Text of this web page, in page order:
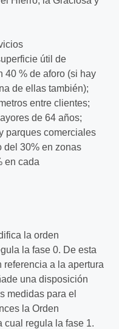
útil de
40 % de aforo (si hay
de ellas también);
entre clientes;
de 64 años;
parques comerciales
del 30% en zonas
en cada
la orden
la fase 0. De esta
a la apertura
una disposición
medidas para el
la Orden
cual regula la fase 1.